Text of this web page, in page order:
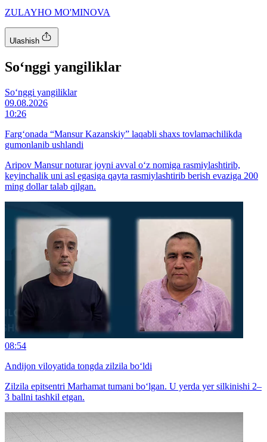
ZULAYHO MO'MINOVA
Ulashish
So‘nggi yangiliklar
So‘nggi yangiliklar
09.08.2026
10:26
Farg‘onada “Mansur Kazanskiy” laqabli shaxs tovlamachilikda
gumonlanib ushlandi
Aripov Mansur noturar joyni avval o‘z nomiga rasmiylashtirib,
keyinchalik uni asl egasiga qayta rasmiylashtirib berish evaziga 200
ming dollar talab qilgan.
08:54
Andijon viloyatida tongda zilzila bo‘ldi
Zilzila epitsentri Marhamat tumani bo‘lgan. U yerda yer silkinishi 2–
3 ballni tashkil etgan.